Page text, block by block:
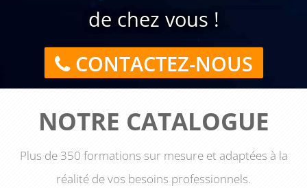
de chez vous !
CONTACTEZ-NOUS
NOTRE CATALOGUE
Plus de 350 formations sur mesure et adaptées à la
réalité de vos besoins professionnels.